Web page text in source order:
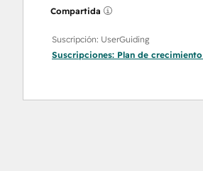
Compartida
Suscripción: UserGuiding
Suscripciones: Plan de crecimiento